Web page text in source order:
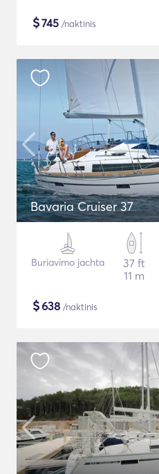
$745 /naktinis
Bavaria Cruiser 37
Buriavimo jachta
37 ft
11 m
$638 /naktinis